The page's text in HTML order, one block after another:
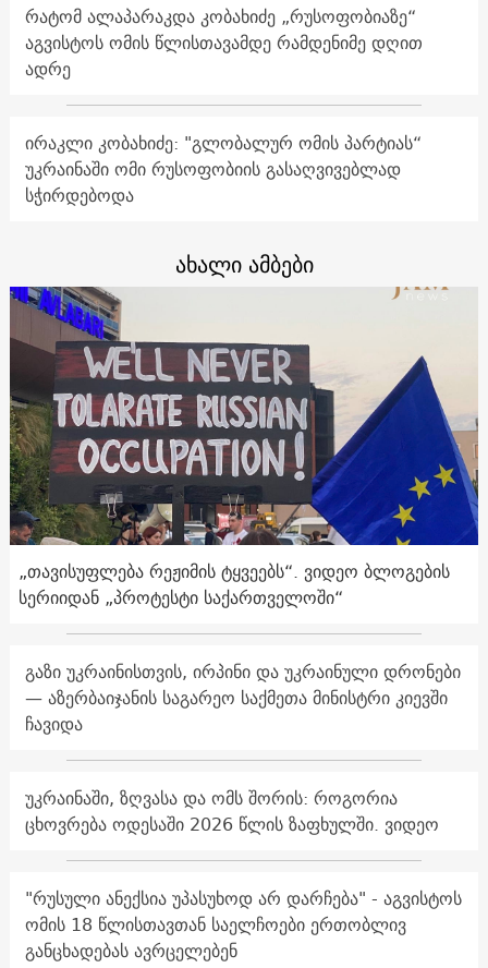
რატომ ალაპარაკდა კობახიძე „რუსოფობიაზე“
აგვისტოს ომის წლისთავამდე რამდენიმე დღით
ადრე
ირაკლი კობახიძე: "გლობალურ ომის პარტიას“
უკრაინაში ომი რუსოფობიის გასაღვივებლად
სჭირდებოდა
ახალი ამბები
„თავისუფლება რეჟიმის ტყვეებს“. ვიდეო ბლოგების
სერიიდან „პროტესტი საქართველოში“
გაზი უკრაინისთვის, ირპინი და უკრაინული დრონები
— აზერბაიჯანის საგარეო საქმეთა მინისტრი კიევში
ჩავიდა
უკრაინაში, ზღვასა და ომს შორის: როგორია
ცხოვრება ოდესაში 2026 წლის ზაფხულში. ვიდეო
"რუსული ანექსია უპასუხოდ არ დარჩება" - აგვისტოს
ომის 18 წლისთავთან საელჩოები ერთობლივ
განცხადებას ავრცელებენ